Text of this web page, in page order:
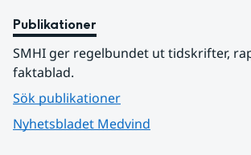
Publikationer
SMHI ger regelbundet ut tidskrifter,
faktablad.
Sök publikationer
Nyhetsbladet Medvind